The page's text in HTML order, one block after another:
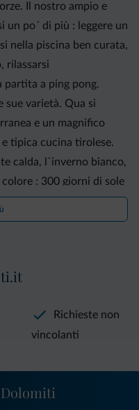
Il nostro ampio e
po´ di più : leggere un
nella piscina ben curata,
rilassarsi
partita a ping pong.
sue varietà. Qua si
e un magnifico
tipica cucina tirolese.
calda, l`inverno bianco,
: 300 giorni di sole
per le vacanze.
vi aspettano : gite
castelli medievali,
Richieste non
vincolanti